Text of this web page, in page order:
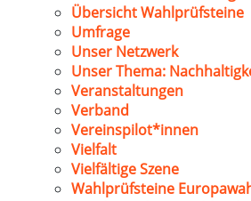
Übersicht Wahlprüfsteine
Umfrage
Unser Netzwerk
Unser Thema:
Veranstaltungen
Verband
Vereinspilot*innen
Vielfalt
Vielfältige Szene
Wahlprüfsteine